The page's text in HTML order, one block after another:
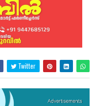
Twitter